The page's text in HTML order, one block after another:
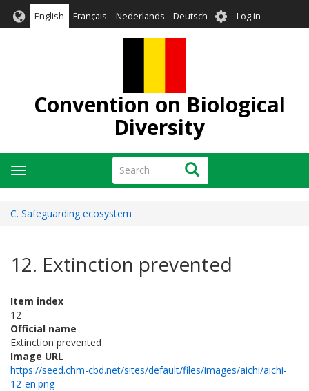
English Français Nederlands Deutsch User
account
Log in
Convention on Biological
Diversity
Search Search
Toggle
navigation
C. Safeguarding ecosystem
12. Extinction prevented
Item index
12
Official name
Extinction prevented
Image URL
https://seed.chm-cbd.net/sites/default/files/images/aichi/aichi-
12-en.png